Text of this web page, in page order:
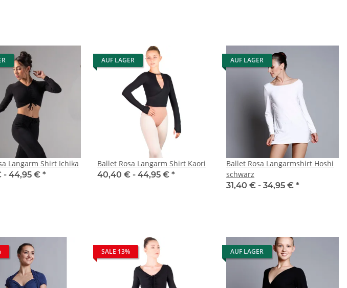
Langarm Shirt Ichika
- 44,95 € *
AUF LAGER
Ballet Rosa Langarm Shirt Kaori
40,40 € - 44,95 € *
AUF LAGER
Ballet Rosa Langarmshirt Hoshi
schwarz
31,40 € - 34,95 € *
SALE 13% AUF LAGER